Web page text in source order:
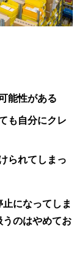
能性がある
も自分にクレ
られてしまっ
になってしま
うのはやめてお